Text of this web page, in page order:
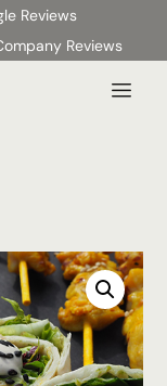
Reviews
Reviews